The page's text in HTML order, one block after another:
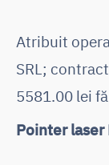
Atribuit
SRL;
5581.00 lei
Pointer